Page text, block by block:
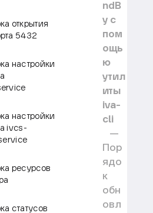
открытия
5432
настройки
настройки
ivcs-
ресурсов
статусов
ndB
y с
пом
ощь
ю
утил
иты
iva-
cli
Пор
ядо
к
обн
овл